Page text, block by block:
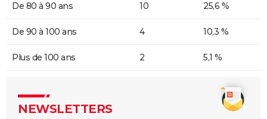
De 80 à 90 ans 10 25,6 %
De 90 à 100 ans 4 10,3 %
Plus de 100 ans 2 5,1 %
NEWSLETTERS